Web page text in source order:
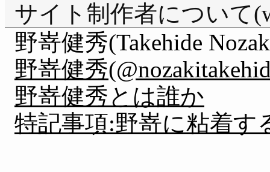
サイト制作者について
野嵜健秀(Takehide
野嵜健秀
野嵜健秀とは誰か
特記事項:野嵜に粘着